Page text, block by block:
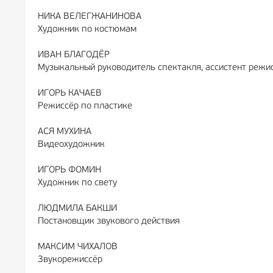
НИКА ВЕЛЕГЖАНИНОВА
Художник по костюмам
ИВАН БЛАГОДЁР
Музыкальный руководитель спектакля, ассистент
ИГОРЬ КАЧАЕВ
Режиссёр по пластике
АСЯ МУХИНА
Видеохудожник
ИГОРЬ ФОМИН
Художник по свету
ЛЮДМИЛА БАКШИ
Постановщик звукового действия
МАКСИМ ЧИХАЛОВ
Звукорежиссёр